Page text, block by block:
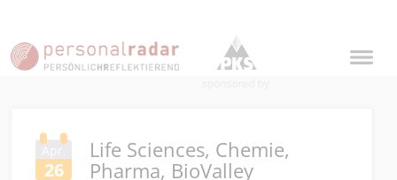
Apr.
26
Life Sciences, Chemie,
Pharma, BioValley